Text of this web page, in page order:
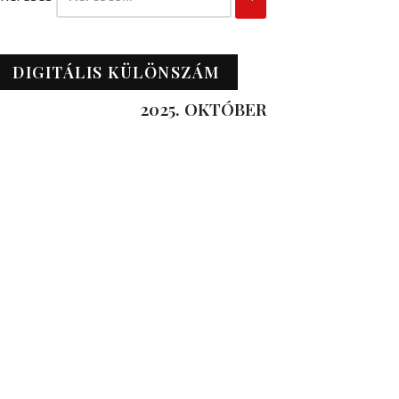
DIGITÁLIS KÜLÖNSZÁM
2025. OKTÓBER